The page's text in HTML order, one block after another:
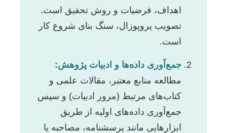
اهداف، فرضیات و روش تحقیق است.
تصویب پروپوزال، سنگ بنای شروع کار
است.
جمع‌آوری داده‌ها و ادبیات پژوهش:
مطالعه منابع معتبر، مقالات علمی و
کتاب‌های مرتبط (مرور ادبیات) و سپس
جمع‌آوری داده‌های اولیه از طریق
ابزارهایی مانند پرسشنامه، مصاحبه یا